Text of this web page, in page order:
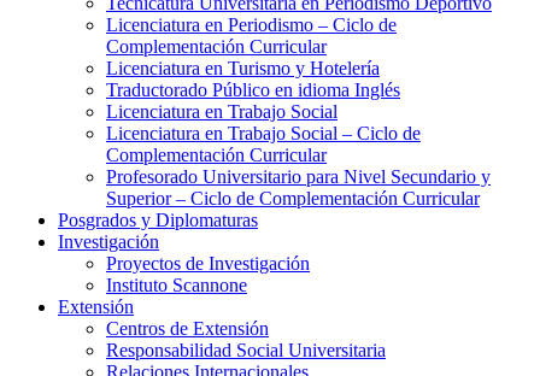
Licenciatura en Periodismo – Ciclo de
Complementación Curricular
Licenciatura en Turismo y Hotelería
Traductorado Público en idioma Inglés
Licenciatura en Trabajo Social
Licenciatura en Trabajo Social – Ciclo de
Complementación Curricular
Profesorado Universitario para Nivel Secundario y
Superior – Ciclo de Complementación Curricular
Posgrados y Diplomaturas
Investigación
Proyectos de Investigación
Instituto Scannone
Extensión
Centros de Extensión
Responsabilidad Social Universitaria
Relaciones Internacionales